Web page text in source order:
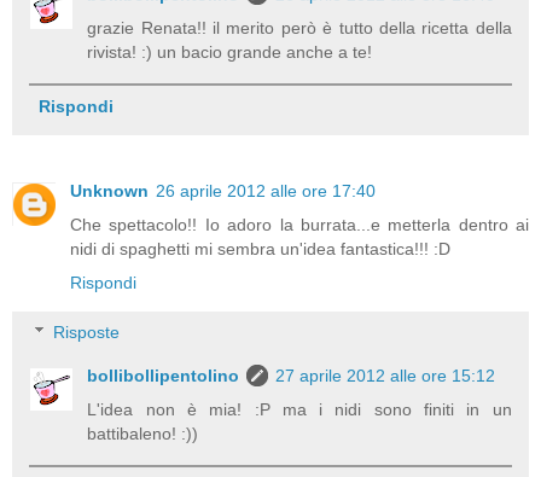
grazie Renata!! il merito però è tutto della ricetta della
rivista! :) un bacio grande anche a te!
Rispondi
Unknown 26 aprile 2012 alle ore 17:40
Che spettacolo!! Io adoro la burrata...e metterla dentro ai
nidi di spaghetti mi sembra un'idea fantastica!!! :D
Rispondi
Risposte
bollibollipentolino
27 aprile 2012 alle ore 15:12
L'idea non è mia! :P ma i nidi sono finiti in un
battibaleno! :))